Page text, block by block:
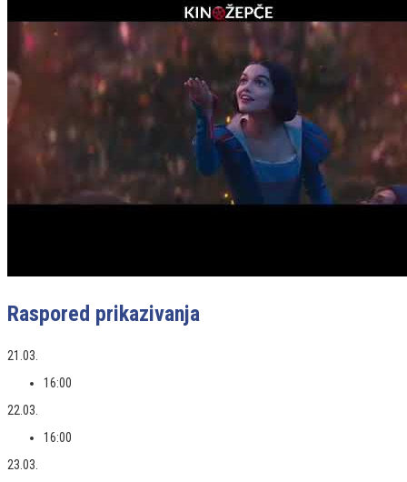
Raspored prikazivanja
21.03.
16:00
22.03.
16:00
23.03.